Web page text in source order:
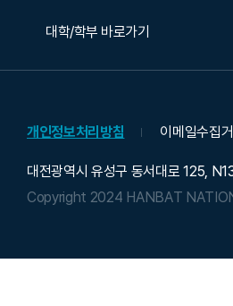
대학/학부 바로가기
개인정보처리방침 이메일수집
대전광역시 유성구 동서대로 125,
Copyright 2024 HANBAT